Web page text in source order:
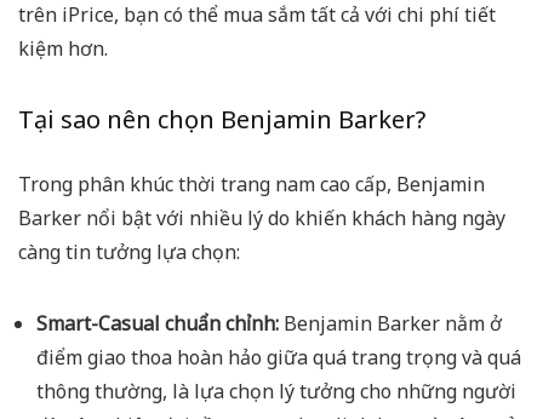
trên iPrice, bạn có thể mua sắm tất cả với chi phí tiết
kiệm hơn.
Tại sao nên chọn Benjamin Barker?
Trong phân khúc thời trang nam cao cấp, Benjamin
Barker nổi bật với nhiều lý do khiến khách hàng ngày
càng tin tưởng lựa chọn:
Smart-Casual chuẩn chỉnh: Benjamin Barker nằm ở
điểm giao thoa hoàn hảo giữa quá trang trọng và quá
thông thường, là lựa chọn lý tưởng cho những người